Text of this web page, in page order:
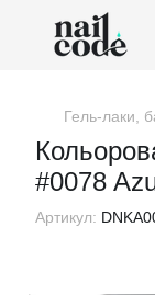
Гель-лаки,
#0078
Артикул: